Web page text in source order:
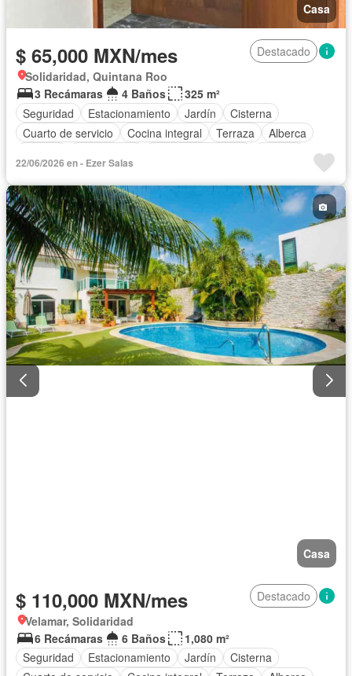
Casa
$ 65,000 MXN/mes
Destacado
Solidaridad, Quintana Roo
3 Recámaras
4 Baños
325 m²
Seguridad
Estacionamiento Jardín
Cisterna
Cuarto de servicio
Cocina integral Terraza
Alberca
Jacuzzi
Agua Cuarto de Limpieza
Zonas verdes
Caseta de vigilancia
Recámara con closet
Despacho
Wifi Sin amueblar
22/06/2026 en - Ezer Salas
Casa
$ 110,000 MXN/mes
Destacado
Velamar, Solidaridad
6 Recámaras
6 Baños
1,080 m²
Seguridad
Estacionamiento Jardín
Cisterna